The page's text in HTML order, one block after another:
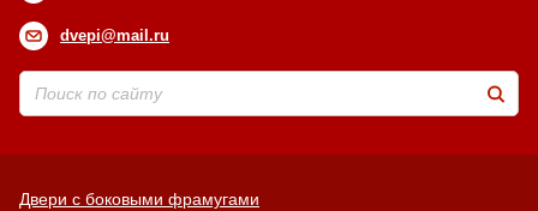
dvepi@mail.ru
Двери с боковыми фрамугами